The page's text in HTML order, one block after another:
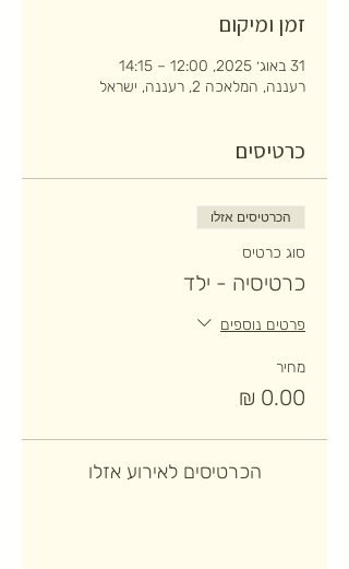
זמן ומיקום
31 באוג׳ 2025, 12:00 – 14:15
רעננה, המלאכה 2, רעננה, ישראל
כרטיסים
הכרטיסים אזלו
סוג כרטיס
כרטיסיה - ילד
פרטים נוספים
מחיר
הכרטיסים לאירוע אזלו